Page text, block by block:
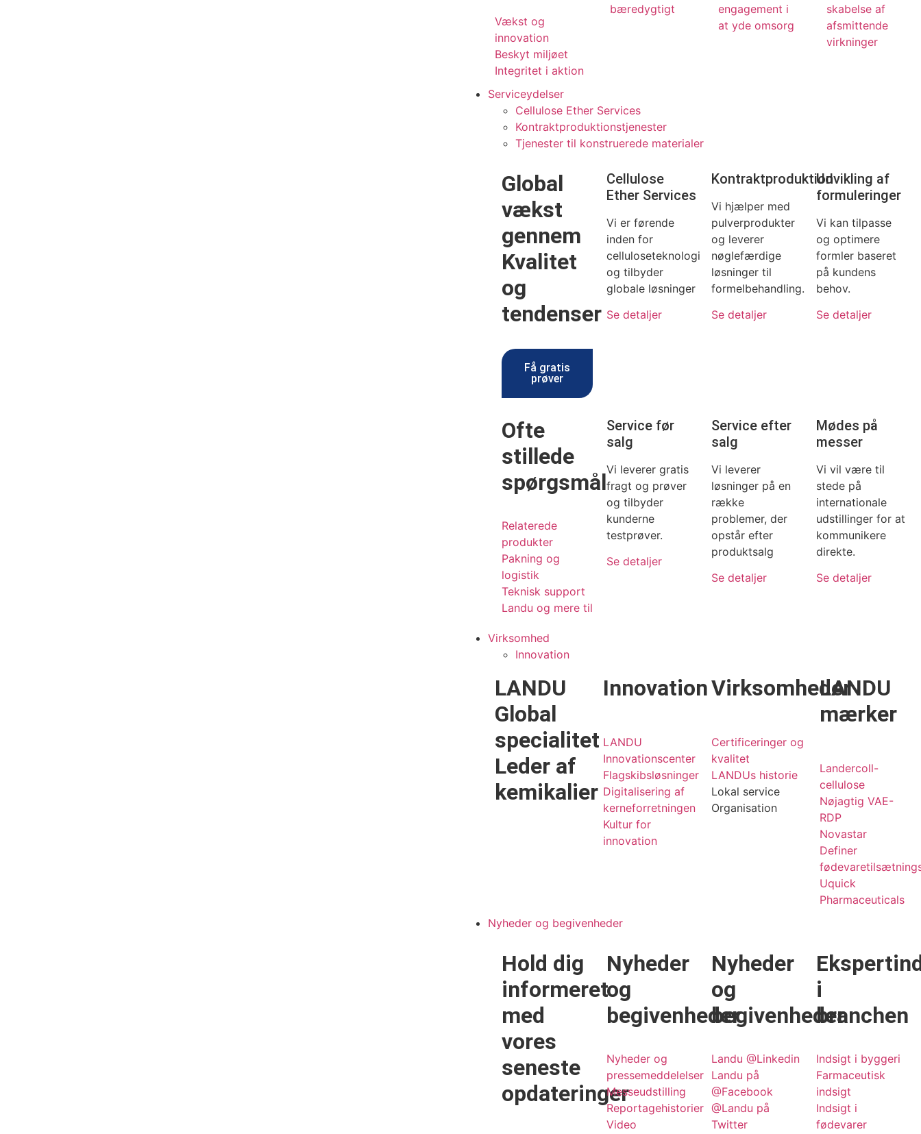
Vækst og
innovation
Beskyt miljøet
Integritet i aktion
bæredygtigt
engagement i
at yde omsorg
skabelse af
afsmittende
virkninger
Serviceydelser
Cellulose Ether Services
Kontraktproduktionstjenester
Tjenester til konstruerede materialer
Global
vækst
gennem
Kvalitet
og
tendenser
Få gratis
prøver
Cellulose
Ether Services
Vi er førende
inden for
celluloseteknologi
og tilbyder
globale løsninger
Se detaljer
Kontraktproduktion
Vi hjælper med
pulverprodukter
og leverer
nøglefærdige
løsninger til
formelbehandling.
Se detaljer
Udvikling af
formuleringer
Vi kan tilpasse
og optimere
formler baseret
på kundens
behov.
Se detaljer
Ofte
stillede
spørgsmål
Relaterede
produkter
Pakning og
logistik
Teknisk support
Landu og mere til
Service før
salg
Vi leverer gratis
fragt og prøver
og tilbyder
kunderne
testprøver.
Se detaljer
Service efter
salg
Vi leverer
løsninger på en
række
problemer, der
opstår efter
produktsalg
Se detaljer
Mødes på
messer
Vi vil være til
stede på
internationale
udstillinger for at
kommunikere
direkte.
Se detaljer
Virksomhed
Innovation
LANDU
Global
specialitet
Leder af
kemikalier
Innovation
LANDU
Innovationscenter
Flagskibsløsninger
Digitalisering af
kerneforretningen
Kultur for
innovation
Virksomheder
Certificeringer og
kvalitet
LANDUs historie
Lokal service
Organisation
LANDU
mærker
Landercoll-
cellulose
Nøjagtig VAE-
RDP
Novastar
Definer
Uquick
Pharmaceuticals
Nyheder og begivenheder
Hold dig
informeret
med
vores
seneste
opdateringer
Nyheder
og
begivenheder
Nyheder og
pressemeddelelser
Messeudstilling
Reportagehistorier
Video
Nyheder
og
begivenheder
Landu @Linkedin
Landu på
@Facebook
@Landu på
Twitter
i
branchen
Indsigt i byggeri
Farmaceutisk
indsigt
Indsigt i
fødevarer